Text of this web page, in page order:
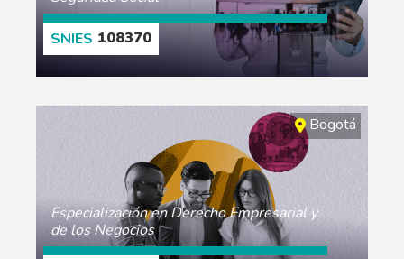
108370
MORE
Bogotá
Especialización en Derecho Empresarial y
de los Negocios